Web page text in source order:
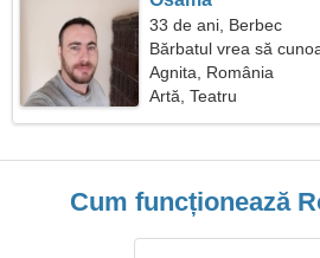
33 de ani, Berbec
Bărbatul vrea să
Agnita, România
Artă, Teatru
Cum funcționează